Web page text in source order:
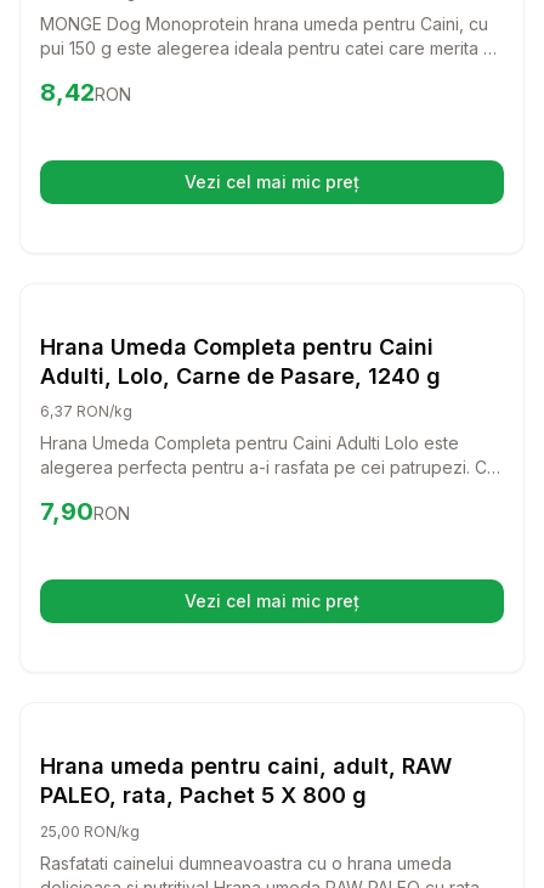
MONGE Dog Monoprotein hrana umeda pentru Caini, cu
pui 150 g este alegerea ideala pentru catei care merita o
pui, aceasta hrana umeda va incanta papilele gustative
Preț:8.42
8,42RON
Vezi cel mai mic preț(se deschide într-o filă nouă)
Hrana Umeda Caini
Hrana Umeda Completa pentru Caini
Adulti, Lolo, Carne de Pasare, 1240 g
6,37 RON/kg
Hrana Umeda Completa pentru Caini Adulti Lolo este
alegerea perfecta pentru a-i rasfata pe cei patrupezi. Cu
aduce bucurie si energie in fiecare zi.
Preț:7.90
7,90RON
Vezi cel mai mic preț(se deschide într-o filă nouă)
Hrana Umeda Caini
Hrana umeda pentru caini, adult, RAW
PALEO, rata, Pachet 5 X 800 g
25,00 RON/kg
Rasfatati cainelui dumneavoastra cu o hrana umeda